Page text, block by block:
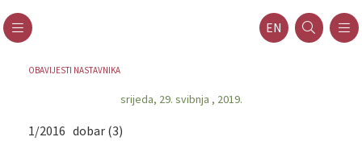
EN
OBAVIJESTI NASTAVNIKA
srijeda, 29. svibnja , 2019.
1/2016 dobar (3)